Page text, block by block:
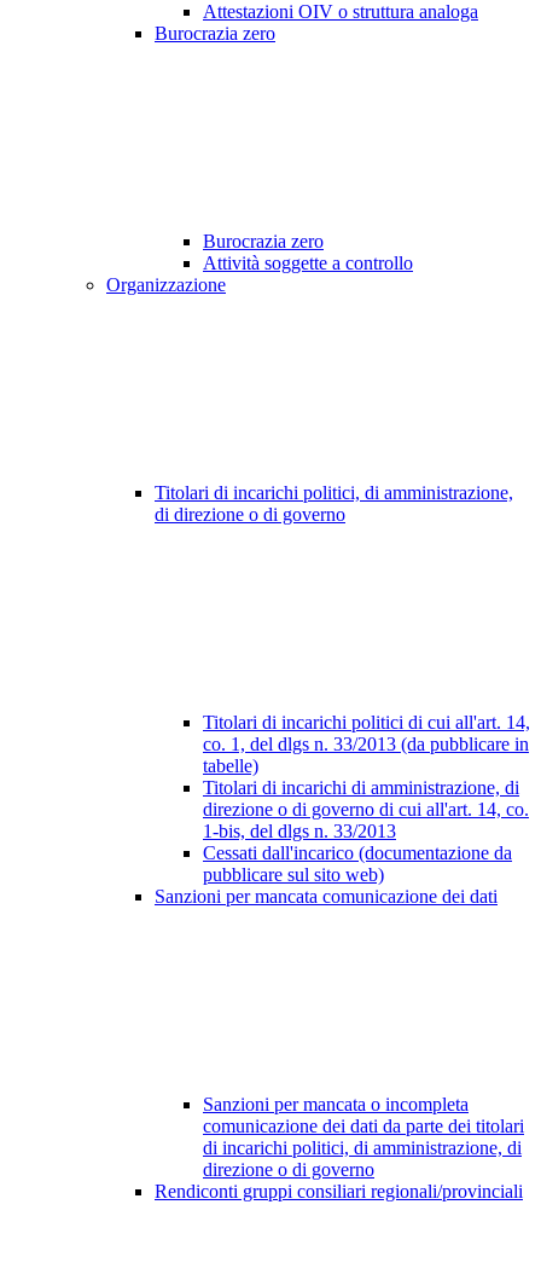
Attestazioni OIV o struttura analoga
Burocrazia zero
Burocrazia zero
Attività soggette a controllo
Organizzazione
Titolari di incarichi politici, di amministrazione,
di direzione o di governo
Titolari di incarichi politici di cui all'art. 14,
co. 1, del dlgs n. 33/2013 (da pubblicare in
tabelle)
Titolari di incarichi di amministrazione, di
direzione o di governo di cui all'art. 14, co.
1-bis, del dlgs n. 33/2013
Cessati dall'incarico (documentazione da
pubblicare sul sito web)
Sanzioni per mancata comunicazione dei dati
Sanzioni per mancata o incompleta
comunicazione dei dati da parte dei titolari
di incarichi politici, di amministrazione, di
direzione o di governo
Rendiconti gruppi consiliari regionali/provinciali